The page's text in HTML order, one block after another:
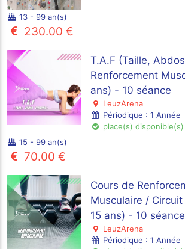
13 - 99 an(s)
230.00 €
T.A.F (Taille,
Renforcement
ans) - 10 séance
LeuzArena
Périodique : 1 Année
place(s) disponible(s)
15 - 99 an(s)
70.00 €
Cours de
Musculaire /
15 ans) - 10
LeuzArena
Périodique : 1 Année